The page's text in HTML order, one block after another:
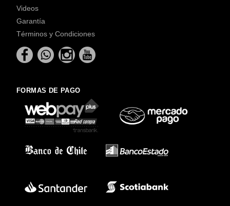
Videos
Garantía
Términos y Condiciones
FORMAS DE PAGO